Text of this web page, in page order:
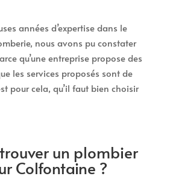
années d’expertise dans le
nous avons pu constater
qu’une entreprise propose des
les services proposés sont de
pour cela, qu’il faut bien choisir
un plombier
Colfontaine ?